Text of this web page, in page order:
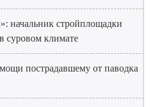
начальник стройплощадки
суровом климате
пострадавшему от паводка